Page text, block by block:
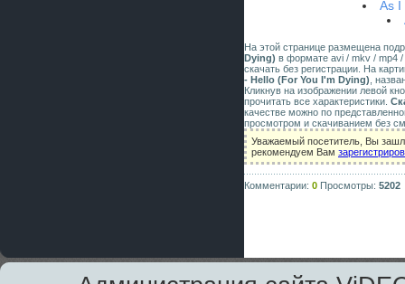
As I
На этой странице размещена
Dying) в формате avi / mkv / mp4
скачать без регистрации. На
- Hello (For You I'm Dying) ,
Кликнув на изображении левой
прочитать все характеристики.
качестве можно по
просмотром и скачиванием без
Уважаемый посетитель, Вы
рекомендуем Вам
Комментарии: 0 Просмотры: 5202